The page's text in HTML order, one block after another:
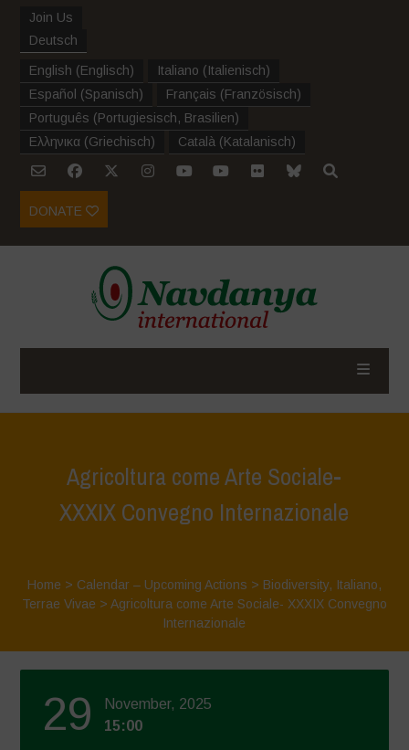
Join Us
Deutsch
English (Englisch) Italiano (Italienisch)
Español (Spanisch) Français (Französisch)
Português (Portugiesisch, Brasilien)
Ελληνικα (Griechisch) Català (Katalanisch)
DONATE
Agricoltura come Arte Sociale-
XXXIX Convegno Internazionale
Home > Calendar – Upcoming Actions > Biodiversity, Italiano,
Terrae Vivae > Agricoltura come Arte Sociale- XXXIX Convegno
Internazionale
29
November, 2025
15:00